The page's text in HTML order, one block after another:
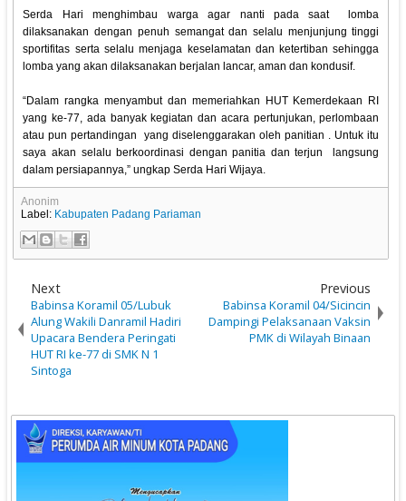
Serda Hari menghimbau warga agar nanti pada saat lomba
dilaksanakan dengan penuh semangat dan selalu menjunjung tinggi
sportifitas serta selalu menjaga keselamatan dan ketertiban sehingga
lomba yang akan dilaksanakan berjalan lancar, aman dan kondusif.
“Dalam rangka menyambut dan memeriahkan HUT Kemerdekaan RI
yang ke-77, ada banyak kegiatan dan acara pertunjukan, perlombaan
atau pun pertandingan yang diselenggarakan oleh panitian . Untuk itu
saya akan selalu berkoordinasi dengan panitia dan terjun langsung
dalam persiapannya,” ungkap Serda Hari Wijaya.
Anonim
Label: Kabupaten Padang Pariaman
Next
Babinsa Koramil 05/Lubuk
Alung Wakili Danramil Hadiri
Upacara Bendera Peringati
HUT RI ke-77 di SMK N 1
Sintoga
Previous
Babinsa Koramil 04/Sicincin
Dampingi Pelaksanaan Vaksin
PMK di Wilayah Binaan